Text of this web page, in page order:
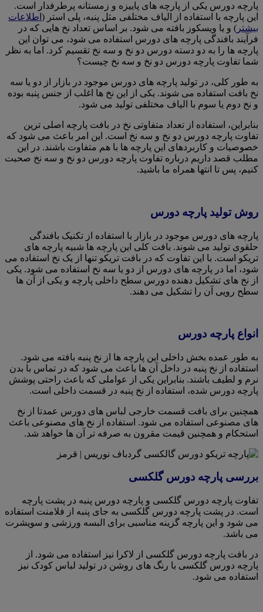
پارچه دورس یکی از پارچه های پاییزه و زمستانه پرطرفدار است.
این پارچه با استفاده از الیاف مختلفی مثل پنبه، پلی استر ( اطلاعات
بیشتر ) و یا ویسکوز بافته می شود. بر اساس تعداد نخ هایی که در
فرآیند بافندگی پارچه های دورس استفاده می شود، می توان این
پارچه ها را به دو دسته دورس دو نخ و سه نخ تقسیم کرد. اما به نظر
شما تفاوت پارچه دورس دو نخ و سه نخ چیست؟
به طور کلی، در تولید پارچه های دورس موجود در بازار از دو یا سه
نخ بافت استفاده می شوند. یکی از این نخ ها اغلب از جنس پنبه بوده
و نخ دوم یا سوم با الیاف مختلفی تولید می شود.
بنابراین، استفاده از تعداد متفاوتی نخ در بافت پارچه اصلی ترین
تفاوت پارچه دورس دو نخ و سه نخ است. این امر باعث می شود که
خصوصیات و کاربردهای این پارچه ها با هم متفاوت باشند. در این
مطلب قصد داریم درباره تفاوت پارچه دورس دو نخ و سه نخ صحبت
کنیم، پس تا انتها همراه ما باشید.
روش تولید پارچه دورس
پارچه های دورس موجود در بازار با استفاده از تکنیک بافندگی
حلقوی تولید می شوند. بافت کلی این پارچه ها شبیه پارچه های
تریکو است. با این تفاوت که در بافت تریکو تنها از یک نخ استفاده می
شود، اما در پارچه های دورس از دو یا سه نخ استفاده می شود. یکی
از نخ های تشکیل دهنده دورس سطح داخلی پارچه و یکی از آن ها
سطح رویی آن را تشکیل می دهند.
انواع پارچه دورس
به طور عمده بخش داخلی این پارچه ها از نخ پنبه بافته می شود.
استفاده از نخ پنبه در داخل آن ها باعث می شود که در تماس با بدن
نرم و لطیف باشند. بنابراین یکی از عواملی که باعث راحتی پوشش
پارچه دورس شده، استفاده از نخ پنبه در قسمت داخلی است.
همچنین برای بافت قسمت خارجی لباس های دورس عمدتا از نخ
های مصنوعی استفاده می شود. استفاده از نخ های مصنوعی باعث
استحکام و همچنین قیمت مقرون به صرفه تر آن ها خواهد شد.
بررسی پارچه دورس گلکسی
تفاوت پارچه دورس گلکسی و پارچه دورس پنبه در پشت پارچه
است. در پشت پارچه دورس گلکسی به جای پنبه از فلامنت استفاده
می شود و این پارچه گزینه مناسبی برای البسه ورزشی و سویشرت
می باشد.
در بافت پارچه دورس گلکسی از لاکرا نیز استفاده می شود. از
پارچه دورس گلکسی با رنگ های روشن در تولید لباس کودک نیز
استفاده می شود.